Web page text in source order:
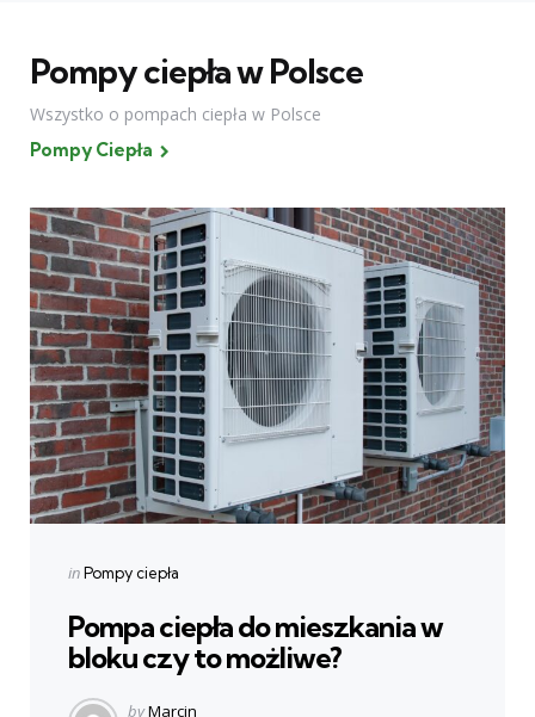
Pompy ciepła w Polsce
Wszystko o pompach ciepła w Polsce
Pompy Ciepła
Categories
Posted
inPompy ciepła
Pompa ciepła do mieszkania w
bloku czy to możliwe?
Posted
byMarcin